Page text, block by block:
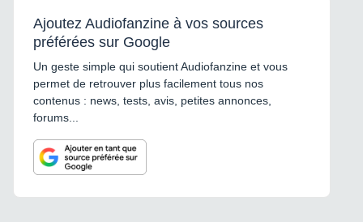
Ajoutez Audiofanzine à vos sources
préférées sur Google
Un geste simple qui soutient Audiofanzine et vous
permet de retrouver plus facilement tous nos
contenus : news, tests, avis, petites annonces,
forums...